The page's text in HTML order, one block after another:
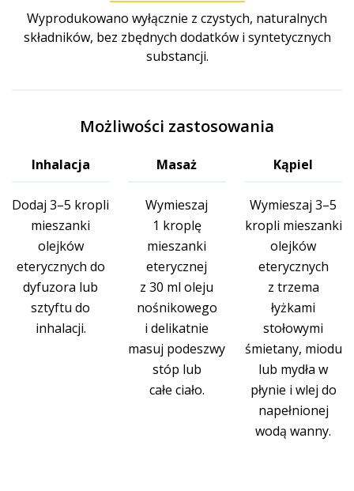
Wyprodukowano wyłącznie z czystych, naturalnych
składników, bez zbędnych dodatków i syntetycznych
substancji.
Możliwości zastosowania
Inhalacja
Dodaj 3–5 kropli
mieszanki
olejków
eterycznych do
dyfuzora lub
sztyftu do
inhalacji.
Masaż
Wymieszaj
1 kroplę
mieszanki
eterycznej
z 30 ml oleju
nośnikowego
i delikatnie
masuj podeszwy
stóp lub
całe ciało.
Kąpiel
Wymieszaj 3–5
kropli mieszanki
olejków
eterycznych
z trzema
łyżkami
stołowymi
śmietany, miodu
lub mydła w
płynie i wlej do
napełnionej
wodą wanny.